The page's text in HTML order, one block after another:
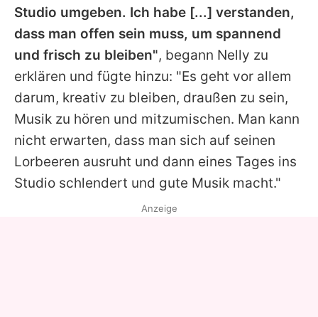
Studio umgeben. Ich habe [...] verstanden,
dass man offen sein muss, um spannend
und frisch zu bleiben", begann Nelly zu
erklären und fügte hinzu: "Es geht vor allem
darum, kreativ zu bleiben, draußen zu sein,
Musik zu hören und mitzumischen. Man kann
nicht erwarten, dass man sich auf seinen
Lorbeeren ausruht und dann eines Tages ins
Studio schlendert und gute Musik macht."
Anzeige